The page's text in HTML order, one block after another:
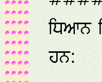
ਧਿਆਨ
ਹਨ: